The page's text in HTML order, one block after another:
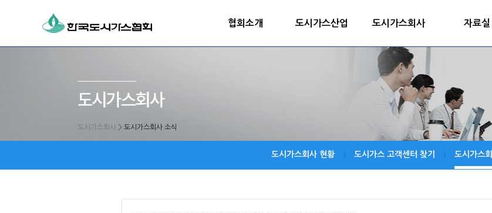
협회소개 도시가스산업 도시가스회사 자료실
도시가스회사 > 도시가스회사 소식
도시가스회사 현황 도시가스 고객센터 찾기 도시가스